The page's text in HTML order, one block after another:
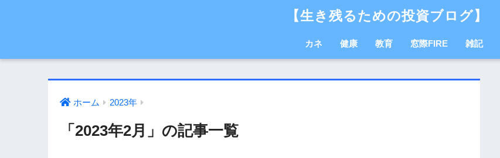
【生き残るための投資ブログ】
カネ 健康 教育 窓際FIRE 雑記
ホーム 2023年
「2023年2月」の記事一覧